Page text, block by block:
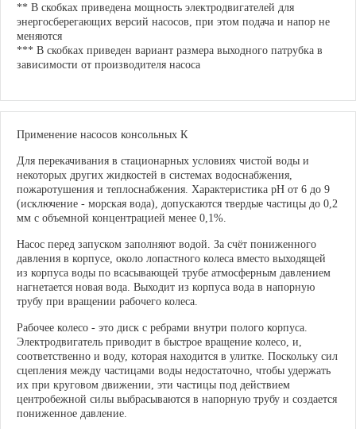
** В скобках приведена мощность электродвигателей для
энергосберегающих версий насосов, при этом подача и напор не
меняются
*** В скобках приведен вариант размера выходного патрубка в
зависимости от производителя насоса
Применение насосов консольных К
Для перекачивания в стационарных условиях чистой воды и
некоторых других жидкостей в системах водоснабжения,
пожаротушения и теплоснабжения. Характеристика pH от 6 до 9
(исключение - морская вода), допускаются твердые частицы до 0,2
мм с объемной концентрацией менее 0,1%.
Насос перед запуском заполняют водой. За счёт пониженного
давления в корпусе, около лопастного колеса вместо выходящей
из корпуса воды по всасывающей трубе атмосферным давлением
нагнетается новая вода. Выходит из корпуса вода в напорную
трубу при вращении рабочего колеса.
Рабочее колесо - это диск с ребрами внутри полого корпуса.
Электродвигатель приводит в быстрое вращение колесо, и,
соответственно и воду, которая находится в улитке. Поскольку сил
сцепления между частицами воды недостаточно, чтобы удержать
их при круговом движении, эти частицы под действием
центробежной силы выбрасываются в напорную трубу и создается
пониженное давление.